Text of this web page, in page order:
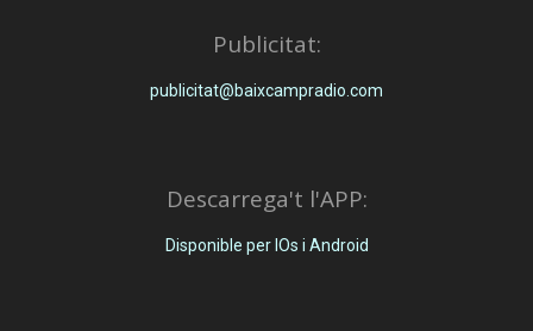
Publicitat:
publicitat@baixcampradio.com
Descarrega't l'APP:
Disponible per IOs i Android